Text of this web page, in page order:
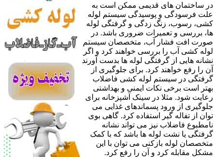
در ساختمان های قدیمی ممکن است به
علت فرسودگی و پوسیدگی سیستم لوله
کشی، رسوب، زنگ زدگی و گرفتگی لوله
ها، بررسی و تعمیرات ضروری باشد. در
صورت افت فشار آب، متخصصان سیستم
لوله کشی آب را بررسی خواهند کرد و اگر
نشانه هایی از گرفتگی لوله ها بدست آورند
آن را رفع خواهند کرد. برای جلوگیری از
گرفتگی در سیستم لوله کشی فاضلاب
بهتر است برخی نکات ایمنی و بهداشتی
رعایت شود. مثلا در سینک آشپزخانه برای
جلوگیری از ورود پسماندهای غذایی می
توان از تفاله گیر استفاده کرد. گاهی بوی
نامطبوع فاضلاب نیز می تواند نشانه
گرفتگی یا نشت لوله ها باشد که با کمک
متخصصان لوله بازکنی می توان با این
مشکل مقابله کرد و آن را رفع کرد.